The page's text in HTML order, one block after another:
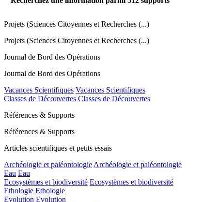
Projets (Sciences Citoyennes et Recherches (...)
Projets (Sciences Citoyennes et Recherches (...)
Journal de Bord des Opérations
Journal de Bord des Opérations
Vacances Scientifiques Vacances Scientifiques
Classes de Découvertes Classes de Découvertes
Références & Supports
Références & Supports
Articles scientifiques et petits essais
Archéologie et paléontologie Archéologie et paléontologie
Eau Eau
Ecosystèmes et biodiversité Ecosystèmes et biodiversité
Ethologie Ethologie
Evolution Evolution